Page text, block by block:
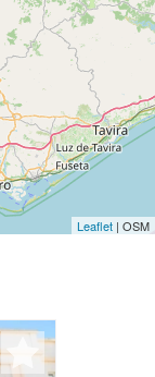
Leaflet | OSM